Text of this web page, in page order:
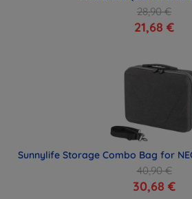
28,90 €
21,68 €
Sunnylife Storage Combo Bag for
40,90 €
30,68 €